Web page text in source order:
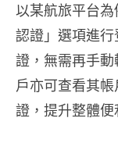
以某航旅平台
認證」選項進
證，無需再手
戶亦可查看其
證，提升整體便